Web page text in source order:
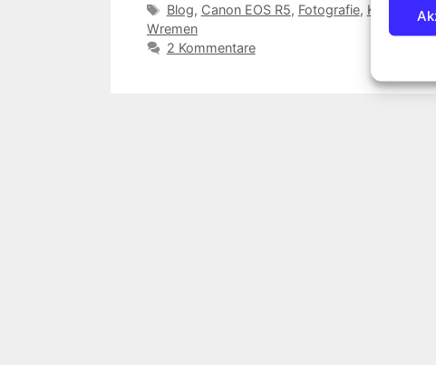
Schlagwörter
Blog, Canon EOS R5, Fotografie, Kutter
Wremen
2 Kommentare